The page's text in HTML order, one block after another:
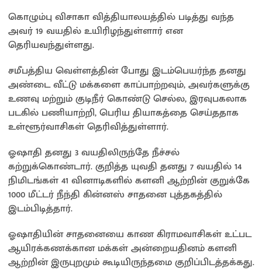
கொழும்பு விசாகா வித்தியாலயத்தில் படித்து வந்த
அவர் 19 வயதில் உயிரிழந்துள்ளார் என
தெரியவந்துள்ளது.
சமீபத்திய வெள்ளத்தின் போது இடம்பெயர்ந்த தனது
அண்டை வீட்டு மக்களை காப்பாற்றவும், அவர்களுக்கு
உணவு மற்றும் குடிநீர் கொண்டு செல்ல, இரவுபகலாக
படகில் பணியாற்றி, பெரிய தியாகத்தை செய்ததாக
உள்ளூர்வாசிகள் தெரிவித்துள்ளார்.
ஓஷாதி தனது 3 வயதிலிருந்தே நீச்சல்
கற்றுக்கொண்டார். குறித்த யுவதி தனது 7 வயதில் 14
நிமிடங்கள் 41 வினாடிகளில் களனி ஆற்றின் குறுக்கே
1000 மீட்டர் நீந்தி கின்னஸ் சாதனை புத்தகத்தில்
இடம்பிடித்தார்.
ஓஷாதியின் சாதனையை காண கிராமவாசிகள் உட்பட
ஆயிரக்கணக்கான மக்கள் அன்றையதினம் களனி
ஆற்றின் இருபுறமும் கூடியிருந்தமை குறிப்பிடத்தக்கது.